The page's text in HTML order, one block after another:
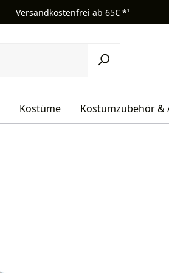
Versandkostenfrei ab 65€ *¹
Kostüme Kostümzubehör &